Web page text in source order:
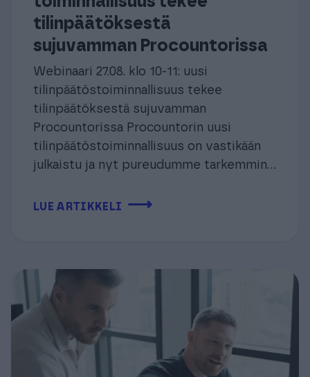
tilinpäätöksestä
sujuvamman Procountorissa
Webinaari 27.08. klo 10-11: uusi
tilinpäätös­toiminnallisuus tekee
tilinpäätöksestä sujuvamman
Procountorissa Procountorin uusi
tilinpäätöstoiminnallisuus on vastikään
julkaistu ja nyt pureudumme tarkemmin...
LUE ARTIKKELI ⟶